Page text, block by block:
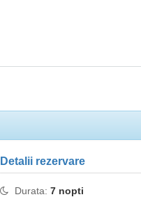
Detalii rezervare
Durata: 7 nopti